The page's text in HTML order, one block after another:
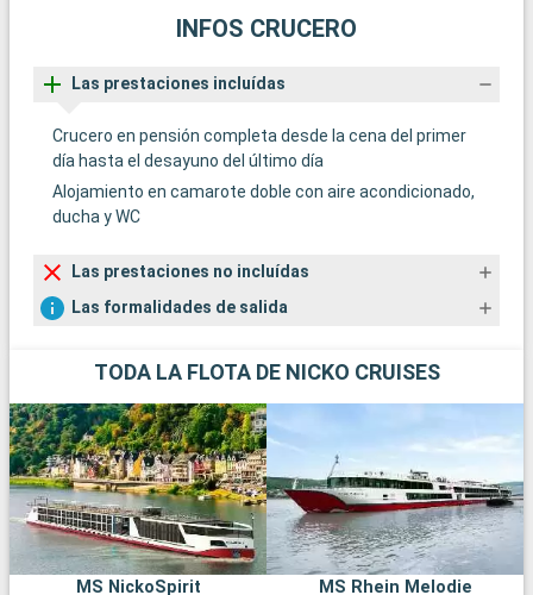
INFOS CRUCERO
Las prestaciones incluídas
Crucero en pensión completa desde la cena del primer
día hasta el desayuno del último día
Alojamiento en camarote doble con aire acondicionado,
ducha y WC
Las prestaciones no incluídas
Las formalidades de salida
TODA LA FLOTA DE NICKO CRUISES
MS NickoSpirit MS Rhein Melodie